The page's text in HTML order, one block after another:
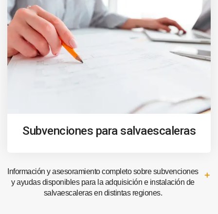
Subvenciones para salvaescaleras
Información y asesoramiento completo sobre subvenciones
y ayudas disponibles para la adquisición e instalación de
salvaescaleras en distintas regiones.